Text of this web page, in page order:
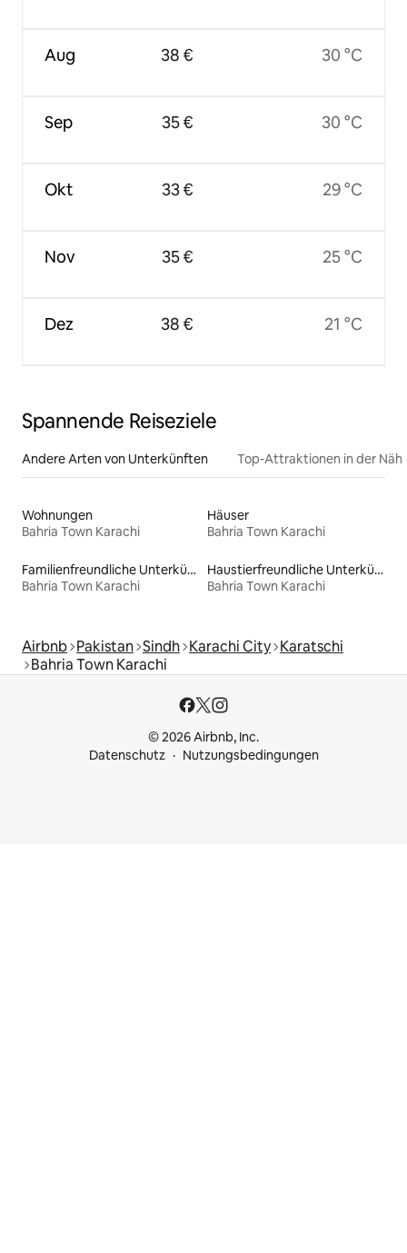
Aug
Sep
Okt
Nov
Dez
38 €
35 €
33 €
35 €
38 €
30 °C
30 °C
29 °C
25 °C
21 °C
Spannende Reiseziele
Andere Arten von Unterkünften Top-Attraktionen in der
Wohnungen
Bahria Town Karachi
Häuser
Bahria Town Karachi
Familienfreundliche Unterkünfte
Bahria Town Karachi
Haustierfreundliche Unterkünfte
Bahria Town Karachi
Airbnb Pakistan Sindh Karachi City Karatschi
Bahria Town Karachi
© 2026 Airbnb, Inc.
Datenschutz
Nutzungsbedingungen